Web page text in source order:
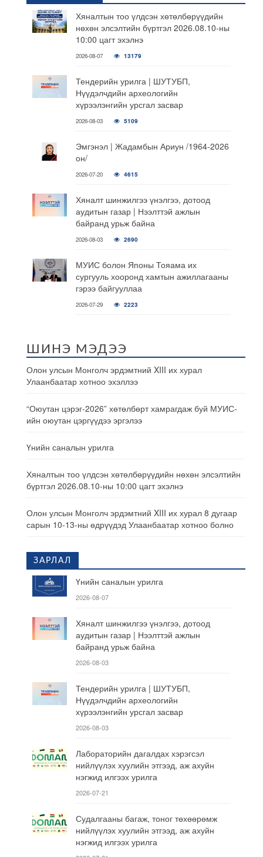
Хяналтын тоо үлдсэн хөтөлбөрүүдийн
нөхөн элсэлтийн бүртгэл 2026.08.10-ны
10:00 цагт эхэлнэ
2026-08-07 13179
Тендерийн урилга | ШУТУБП,
Нүүдэлчдийн археологийн
хүрээлэнгийн урсгал засвар
2026-08-03 5109
Эмгэнэл | Жадамбын Ариун /1964-2026
он/
2026-07-20 4615
Хяналт шинжилгээ үнэлгээ, дотоод
аудитын газар | Нээлттэй ажлын
байранд урьж байна
2026-08-03 2690
МУИС болон Японы Тояама их
сургууль хооронд хамтын ажиллагааны
гэрээ байгууллаа
2026-07-29 2223
ШИНЭ МЭДЭЭ
Олон улсын Монголч эрдэмтний XIII их хурал
Улаанбаатар хотноо эхэллээ
“Оюутан цэрэг-2026” хөтөлбөрт хамрагдаж буй МУИС-
ийн оюутан цэргүүдээ эргэлээ
Үнийн саналын урилга
Хяналтын тоо үлдсэн хөтөлбөрүүдийн нөхөн элсэлтийн
бүртгэл 2026.08.10-ны 10:00 цагт эхэлнэ
Олон улсын Монголч эрдэмтний XIII их хурал 8 дугаар
сарын 10-13-ны өдрүүдэд Улаанбаатар хотноо болно
ЗАРЛАЛ
Үнийн саналын урилга
2026-08-07
Хяналт шинжилгээ үнэлгээ, дотоод
аудитын газар | Нээлттэй ажлын
байранд урьж байна
2026-08-03
Тендерийн урилга | ШУТУБП,
Нүүдэлчдийн археологийн
хүрээлэнгийн урсгал засвар
2026-08-03
Лабораторийн дагалдах хэрэгсэл
нийлүүлэх хуулийн этгээд, аж ахуйн
нэгжид илгээх урилга
2026-07-21
Судалгааны багаж, тоног төхөөрөмж
нийлүүлэх хуулийн этгээд, аж ахуйн
нэгжид илгээх урилга